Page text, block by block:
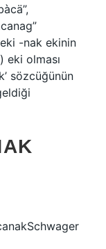
-nak ekinin
eki olması
sözcüğünün